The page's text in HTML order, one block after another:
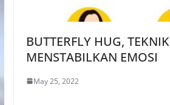
BUTTERFLY HUG, TEKNIK
MENSTABILKAN EMOSI
May 25, 2022